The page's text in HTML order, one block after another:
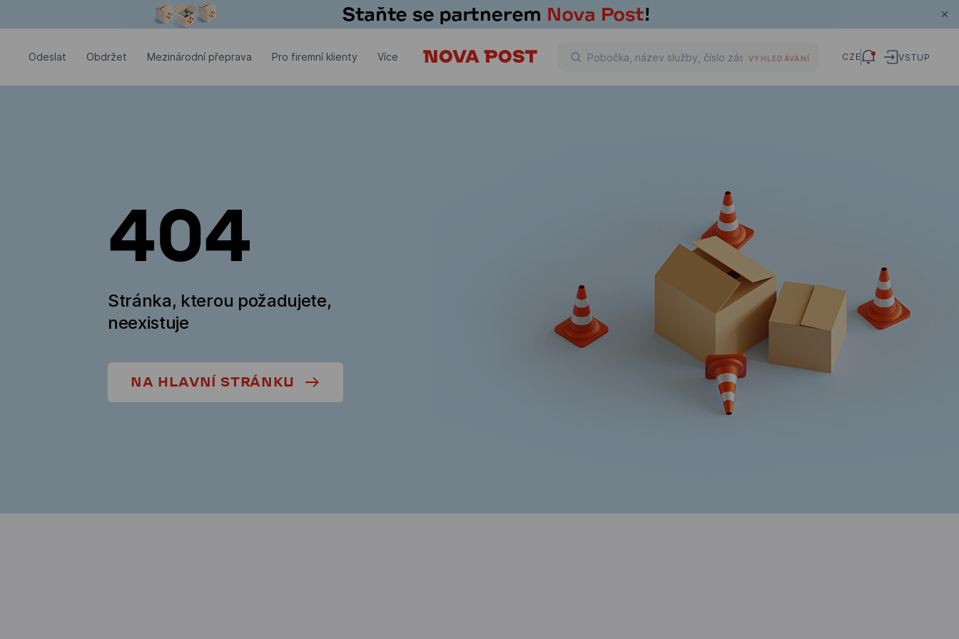
Odeslat Оbdržet Mezinárodní přeprava Pro firemní klienty Více VYHLEDÁVÁNÍ CZE VSTUP
404
Stránka, kterou požadujete,
neexistuje
NA HLAVNÍ STRÁNKU